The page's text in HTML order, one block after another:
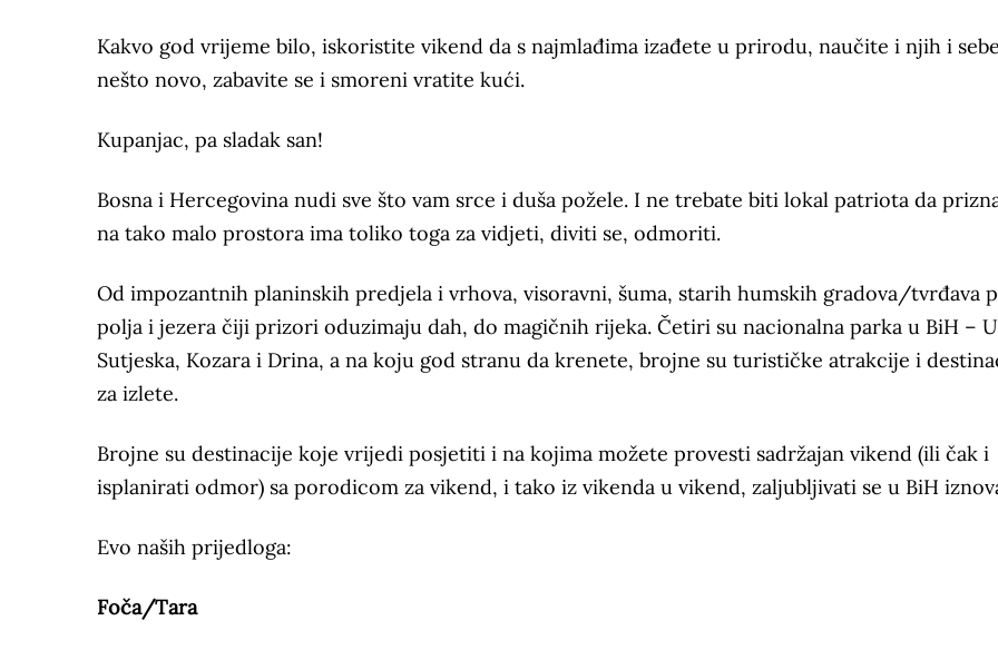
Kakvo god vrijeme bilo, iskoristite vikend da s najmlađima izađete u prirodu, naučite i njih i
nešto novo, zabavite se i smoreni vratite kući.
Kupanjac, pa sladak san!
Bosna i Hercegovina nudi sve što vam srce i duša požele. I ne trebate biti lokal patriota da
na tako malo prostora ima toliko toga za vidjeti, diviti se, odmoriti.
Od impozantnih planinskih predjela i vrhova, visoravni, šuma, starih humskih gradova/tvrđava
polja i jezera čiji prizori oduzimaju dah, do magičnih rijeka. Četiri su nacionalna parka u BiH –
Sutjeska, Kozara i Drina, a na koju god stranu da krenete, brojne su turističke atrakcije i
za izlete.
Brojne su destinacije koje vrijedi posjetiti i na kojima možete provesti sadržajan vikend (ili čak i
isplanirati odmor) sa porodicom za vikend, i tako iz vikenda u vikend, zaljubljivati se u BiH
Evo naših prijedloga:
Foča/Tara